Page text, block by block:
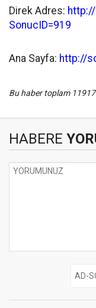
Direk Adres:
SonucID=919
Ana Sayfa: http://
Bu haber toplam
HABERE